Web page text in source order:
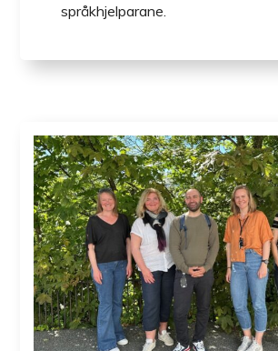
språkhjelparane.